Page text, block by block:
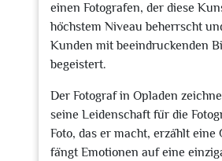
einen Fotografen, der diese
höchstem Niveau beherrscht
Kunden mit beeindruckenden
begeistert.
Der Fotograf in Opladen
seine Leidenschaft für die
Foto, das er macht, erzählt eine
fängt Emotionen auf eine